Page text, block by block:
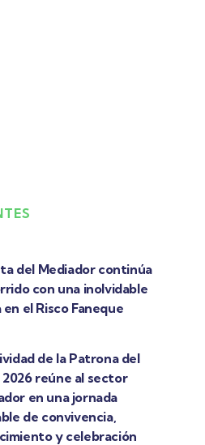
del Mediador continúa
con una inolvidable
el Risco Faneque
de la Patrona del
reúne al sector
en una jornada
de convivencia,
y celebración